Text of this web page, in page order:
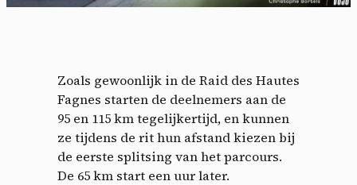
Zoals gewoonlijk in de Raid des Hautes
Fagnes starten de deelnemers aan de
95 en 115 km tegelijkertijd, en kunnen
ze tijdens de rit hun afstand kiezen bij
de eerste splitsing van het parcours.
De 65 km start een uur later.